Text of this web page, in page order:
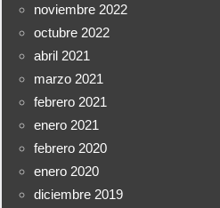
noviembre 2022
octubre 2022
abril 2021
marzo 2021
febrero 2021
enero 2021
febrero 2020
enero 2020
diciembre 2019